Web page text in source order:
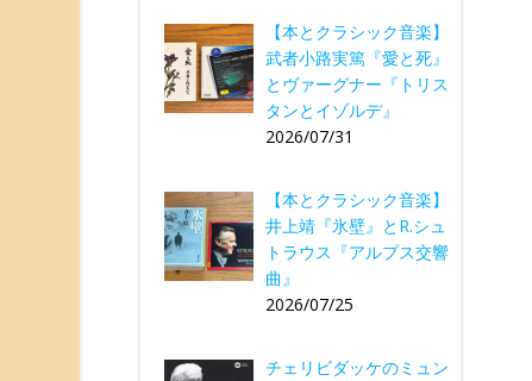
【本とクラシック音楽】
武者小路実篤『愛と死』
とヴァーグナー『トリス
タンとイゾルデ』
2026/07/31
【本とクラシック音楽】
井上靖『氷壁』とR.シュ
トラウス『アルプス交響
曲』
2026/07/25
チェリビダッケのミュン